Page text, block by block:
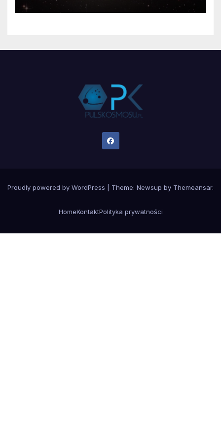
Proudly powered by WordPress Theme: Newsup by Themeansar.
HomeKontaktPolityka prywatności